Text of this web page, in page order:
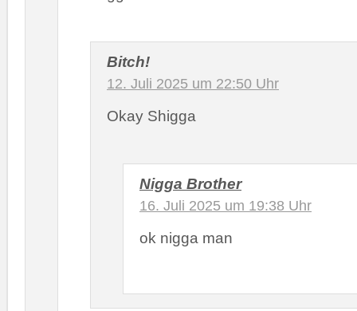
Bitch!
12. Juli 2025 um 22:50 Uhr
Okay Shigga
Nigga Brother
16. Juli 2025 um 19:38 Uhr
ok nigga man